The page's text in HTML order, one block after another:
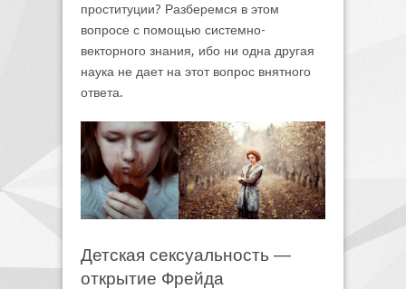
проституции? Разберемся в этом
вопросе с помощью системно-
векторного знания, ибо ни одна другая
наука не дает на этот вопрос внятного
ответа.
Детская сексуальность ―
открытие Фрейда